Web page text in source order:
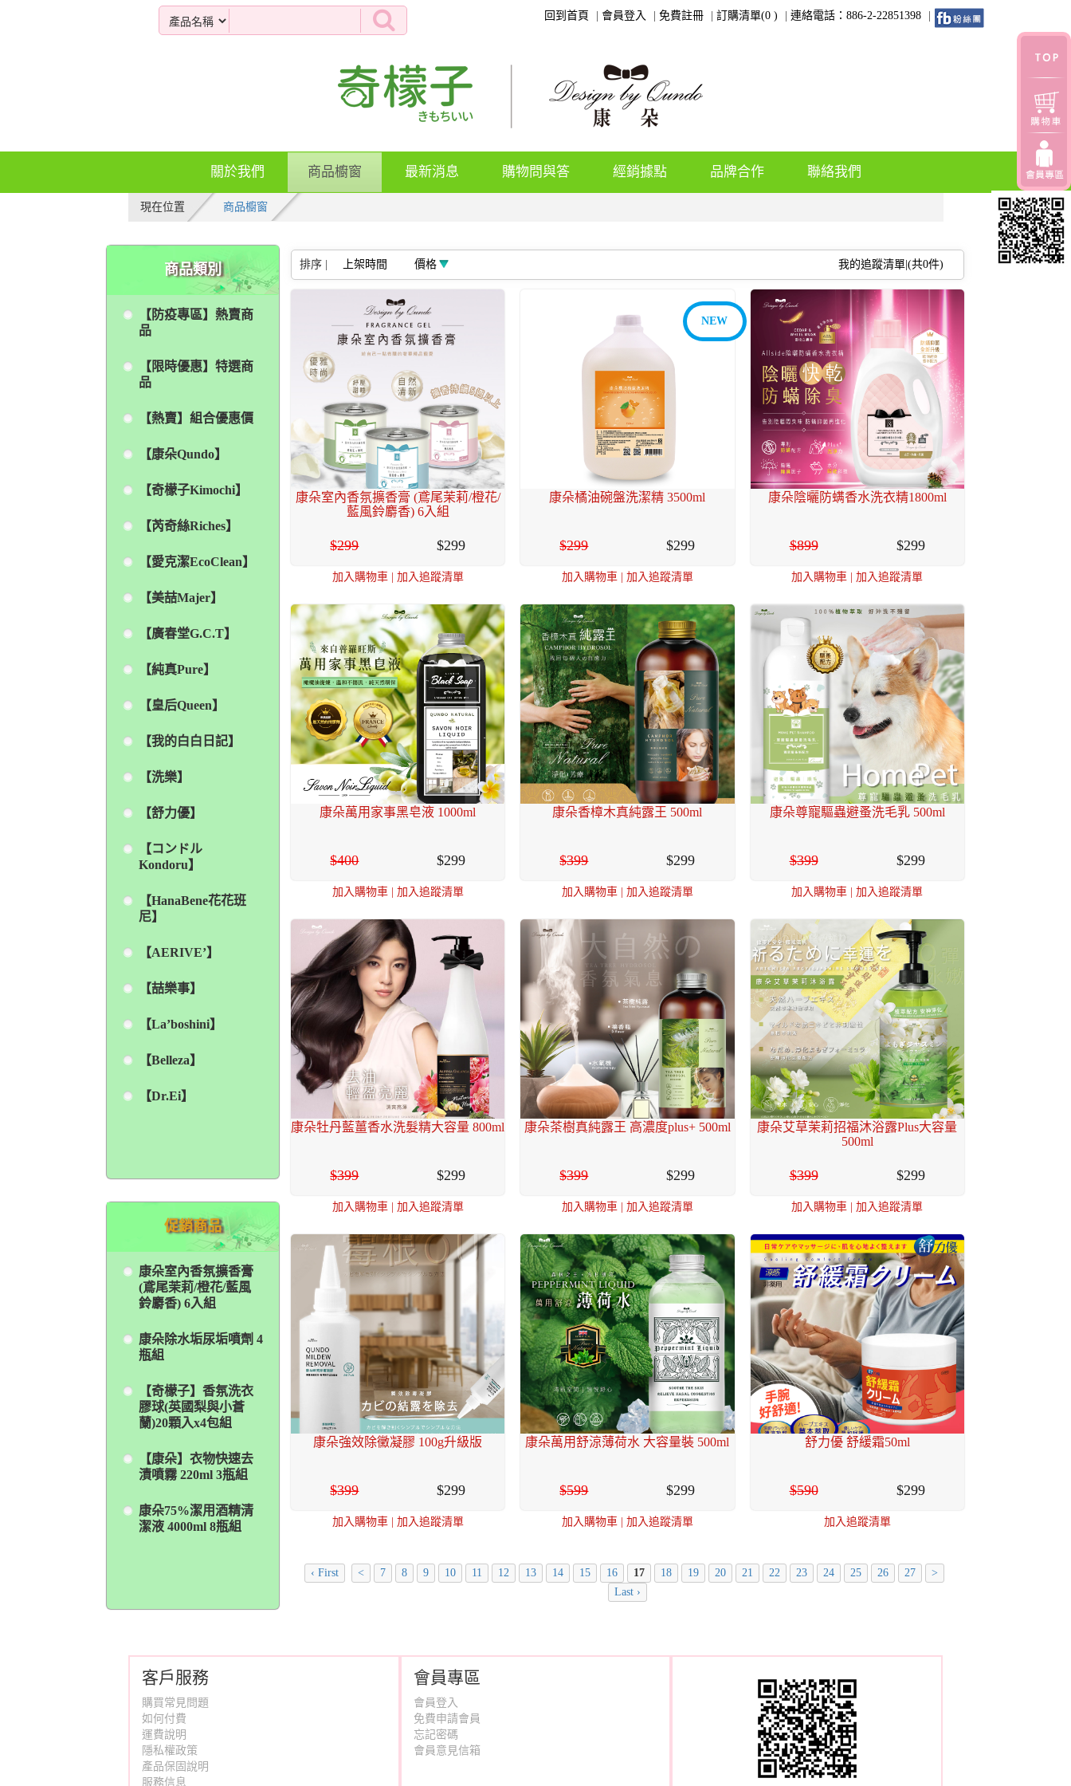
回到首頁 會員登入 免費註冊 訂購清單(0 ) 連絡電話：886-2-22851398
關於我們 商品櫥窗(current)最新消息 購物問與答 經銷據點 品牌合作 聯絡我們
現在位置 商品櫥窗
商品類別
【防疫專區】熱賣商
品
【限時優惠】特選商
品
【熱賣】組合優惠價
【康朵Qundo】
【奇檬子Kimochi】
【芮奇絲Riches】
【愛克潔EcoClean】
【美喆Majer】
【廣春堂G.C.T】
【純真Pure】
【皇后Queen】
【我的白白日記】
【洗樂】
【舒力優】
【コンドル
Kondoru】
【HanaBene花花班
尼】
【AERIVE’】
【喆樂事】
【La’boshini】
【Belleza】
【Dr.Ei】
促銷商品
康朵室內香氛擴香膏
(鳶尾茉莉/橙花/藍風
鈴麝香) 6入組
康朵除水垢尿垢噴劑 4
瓶組
【奇檬子】香氛洗衣
膠球(英國梨與小蒼
蘭)20顆入x4包組
【康朵】衣物快速去
漬噴霧 220ml 3瓶組
康朵75%潔用酒精清
潔液 4000ml 8瓶組
排序 | 上架時間 價格 我的追蹤清單|(共0件)
康朵室內香氛擴香膏 (鳶尾茉莉/橙花/
藍風鈴麝香) 6入組
299 299
加入購物車| 加入追蹤清單
NEW
康朵橘油碗盤洗潔精 3500ml
299 299
加入購物車| 加入追蹤清單
康朵陰曬防螨香水洗衣精1800ml
899 299
加入購物車 |加入追蹤清單
康朵萬用家事黑皂液 1000ml
400 299
加入購物車| 加入追蹤清單
康朵香樟木真純露王 500ml
399 299
加入購物車| 加入追蹤清單
康朵尊寵驅蟲避蚤洗毛乳 500ml
399 299
加入購物車 |加入追蹤清單
康朵牡丹藍薑香水洗髮精大容量 800ml
399 299
加入購物車| 加入追蹤清單
康朵茶樹真純露王 高濃度plus+ 500ml
399 299
加入購物車| 加入追蹤清單
康朵艾草茉莉招福沐浴露Plus大容量
500ml
399 299
加入購物車 |加入追蹤清單
康朵強效除黴凝膠 100g升級版
399 299
加入購物車| 加入追蹤清單
康朵萬用舒涼薄荷水 大容量裝 500ml
599 299
加入購物車| 加入追蹤清單
舒力優 舒緩霜50ml
590 299
加入追蹤清單
‹ First < 7 8 9 10 11 12 13 14 15 16 17 18 19 20 21 22 23 24 25 26 27
>
Last ›
客戶服務
購買常見問題
如何付費
運費說明
隱私權政策
產品保固說明
服務信息
會員專區
會員登入
免費申請會員
忘記密碼
會員意見信箱